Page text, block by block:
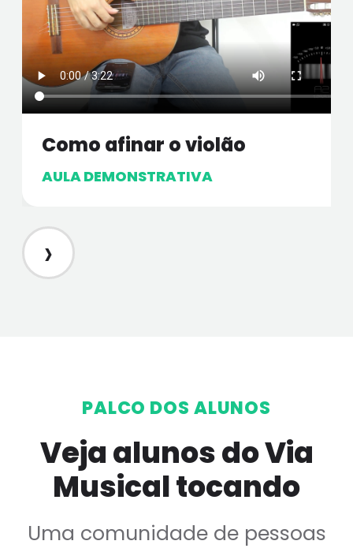
Como afinar o violão
AULA DEMONSTRATIVA
›
PALCO DOS ALUNOS
Veja alunos do Via
Musical tocando
Uma comunidade de pessoas